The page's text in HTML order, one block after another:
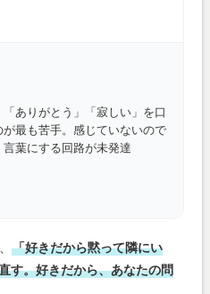
「ありがとう」「寂しい」を口
が最も苦手。感じていないので
言葉にする回路が未発達
「好きだから黙って隣にい
す。好きだから、あなたの問